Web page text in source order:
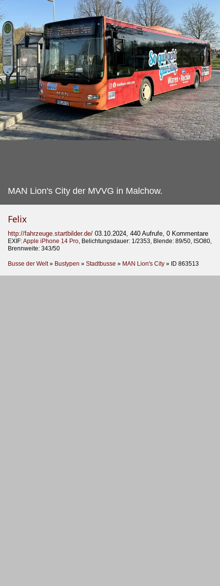
MAN Lion's City der MVVG in Malchow.
Felix
http://fahrzeuge.startbilder.de/ 03.10.2024, 440 Aufrufe, 0 Kommentare
EXIF:Apple iPhone 14 Pro, Belichtungsdauer: 1/2353, Blende: 89/50, ISO80,
Brennweite: 343/50
Busse der Welt» Bustypen » Stadtbusse » MAN Lion's City » ID 863513